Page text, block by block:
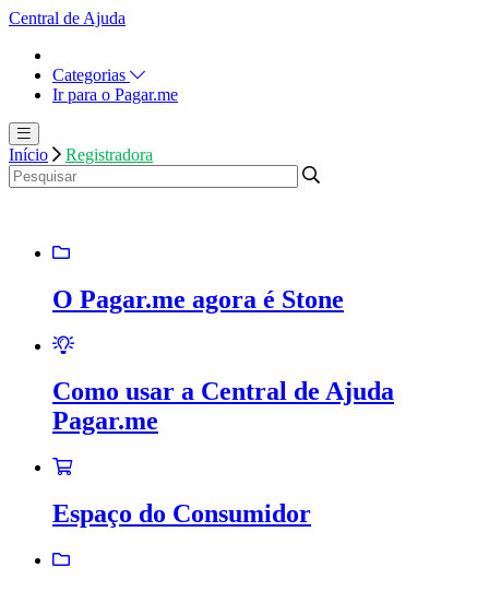
Central de Ajuda
Categorias
Ir para o Pagar.me
Início Registradora
O Pagar.me agora é Stone
Como usar a Central de Ajuda
Pagar.me
Espaço do Consumidor